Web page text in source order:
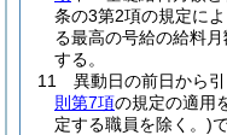
条の3第2項の規定に
る最高の号給の給料
する。
11
異動日の前日から
則第7項の規定の適用
定する職員を除く。)